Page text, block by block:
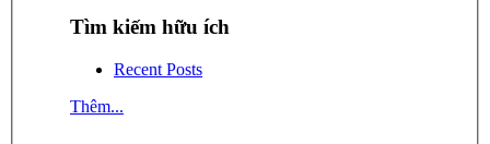
Tìm kiếm hữu ích
Recent Posts
Thêm...